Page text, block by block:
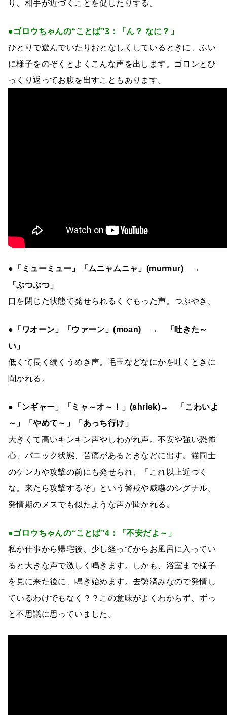
り、相手が近づくことを促したりする。
●ゴロウちゃんの“ことば”3：「ん？ なに？」
ひとりで遊んでいたりおとなしくしているときに、ふい
に様子をのぞくとよくこんな声を出します。ゴロンとひ
っくり返ってお腹を出すこともあります。
●「ミューミュー」「ムニャムニャ」(murmur) →
「ぶつぶつ」
口を閉じた状態で発せられるくぐもった声。つぶやき。
●「ワオーン」「ウァーン」(moan) → 「吐きた～
い」
低くて長く続くうめき声。毛玉などなにかを吐くときに
聞かれる。
●「ンギャー」「ミャ～オ～！」(shriek)→ 「こわいよ
～」「やめて～」「あっち行け」
大きくて高いキンキン声やしわがれ声。不安や強い恐怖
心、パニック状態、苦痛があるときなどに出す。猫同士
のケンカや攻撃の前にも発せられ、「これ以上近づく
な。来たら攻撃するぞ」という警戒や威嚇のシグナル。
発情期のメスでも似たような声が聞かれる。
●ゴロウちゃんの“ことば”4：「不安だよ～」
私が仕事から帰宅後、少し経ってからお風呂に入ってい
ると大きな声で激しく鳴きます。しかも、浴室まで様子
を見に来た後に、鳴き始めます。去勢済みなので発情し
ているわけでもなく？？この意味がよくわからず、ずっ
と不思議に思っていました。